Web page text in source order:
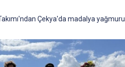
Çekya'da madalya yağmuru